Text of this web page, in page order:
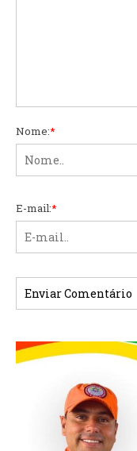
Nome:*
E-mail:*